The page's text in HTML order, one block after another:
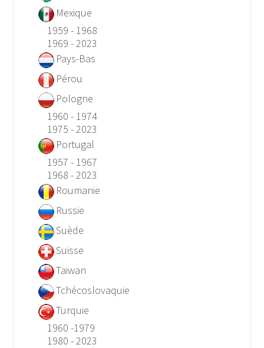
Mexique
1959 - 1968
1969 - 2023
Pays-Bas
Pérou
Pologne
1960 - 1974
1975 - 2023
Portugal
1957 - 1967
1968 - 2023
Roumanie
Russie
Suède
Suisse
Taiwan
Tchécoslovaquie
Turquie
1960 -1979
1980 - 2023